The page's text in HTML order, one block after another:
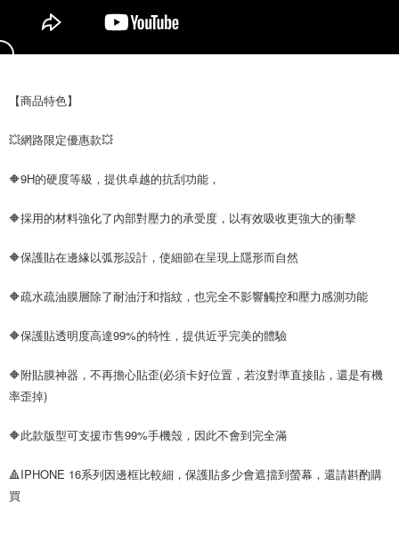
【商品特色】
💥網路限定優惠款💥
🔶9H的硬度等級，提供卓越的抗刮功能，
🔶採用的材料強化了內部對壓力的承受度，以有效吸收更強大的衝擊
🔶保護貼在邊緣以弧形設計，使細節在呈現上隱形而自然
🔶疏水疏油膜層除了耐油汙和指紋，也完全不影響觸控和壓力感測功能
🔶保護貼透明度高達99%的特性，提供近乎完美的體驗
🔶附貼膜神器，不再擔心貼歪(必須卡好位置，若沒對準直接貼，還是有機
率歪掉)
🔶此款版型可支援市售99%手機殼，因此不會到完全滿
🔺IPHONE 16系列因邊框比較細，保護貼多少會遮擋到螢幕，還請斟酌購
買